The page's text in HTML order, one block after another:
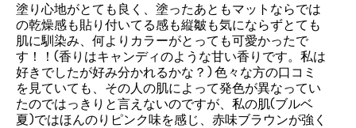
塗り心地がとても良く、塗ったあともマットならでは
の乾燥感も貼り付いてる感も縦皺も気にならずとても
肌に馴染み、何よりカラーがとっても可愛かったで
す！！(香りはキャンディのような甘い香りです。私は
好きでしたが好み分かれるかな？) 色々な方の口コミ
を見ていても、その人の肌によって発色が異なってい
たのではっきりと言えないのですが、私の肌(ブルベ
夏)ではほんのりピンク味を感じ、赤味ブラウンが強く